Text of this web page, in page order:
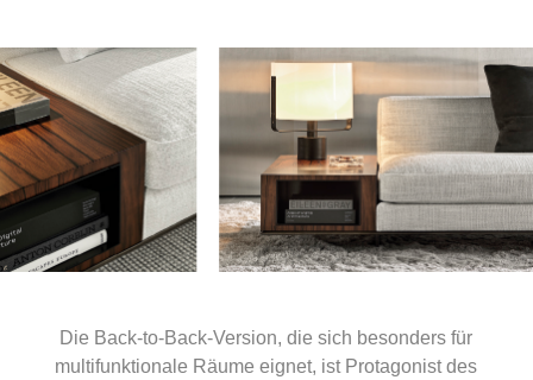
Die Back-to-Back-Version, die sich besonders für
multifunktionale Räume eignet, ist Protagonist des